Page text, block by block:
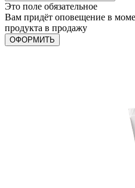
Это поле обязательное
Вам придёт оповещение в
продукта в продажу
ОФОРМИТЬ